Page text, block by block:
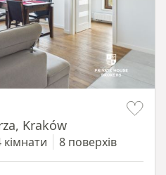
Kraków
кімнати 8 поверхів